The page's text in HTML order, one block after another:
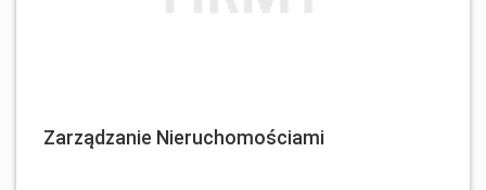
Zarządzanie Nieruchomościami